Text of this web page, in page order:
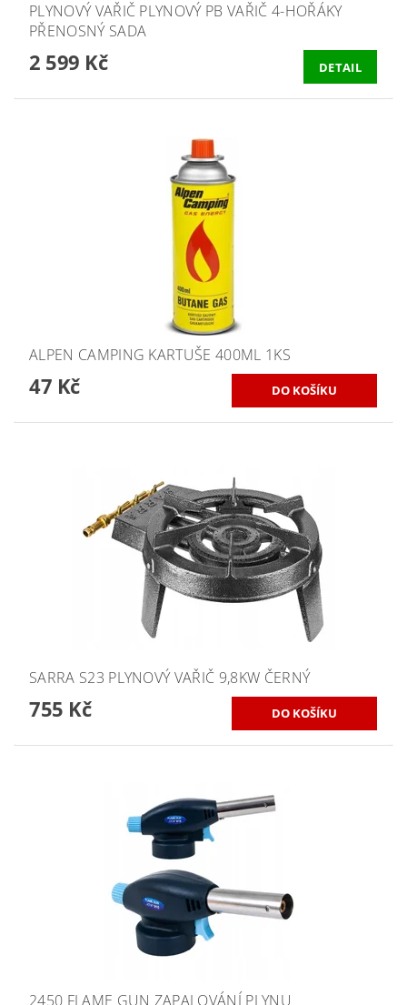
PLYNOVÝ VAŘIČ PLYNOVÝ PB VAŘIČ 4-HOŘÁKY
PŘENOSNÝ SADA
2 599 Kč DETAIL
ALPEN CAMPING KARTUŠE 400ML 1KS
47 Kč
SARRA S23 PLYNOVÝ VAŘIČ 9,8KW ČERNÝ
755 Kč
2450 FLAME GUN ZAPALOVÁNÍ PLYNU